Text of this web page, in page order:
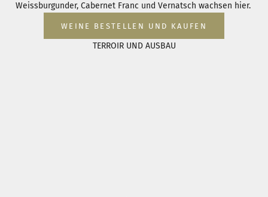
Weissburgunder, Cabernet Franc und Vernatsch wachsen hier.
WEINE BESTELLEN UND KAUFEN
TERROIR UND AUSBAU